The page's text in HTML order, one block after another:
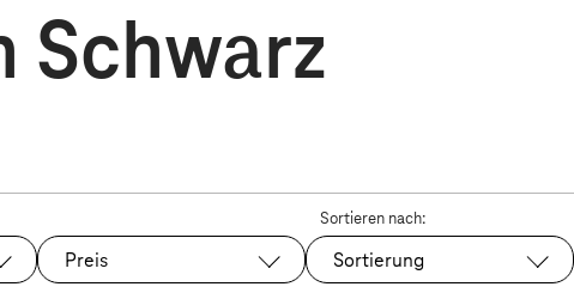
Schwarz
Preis
Sortieren nach:
Sortierung